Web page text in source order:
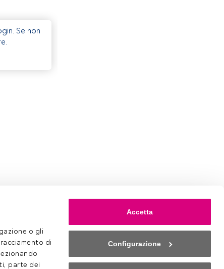
o gli
di
parte dei
Accetta
Configurazione
Se non